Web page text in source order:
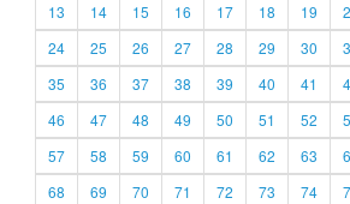
13
14 15 16 17 18 19
24
25 26 27 28 29 30
35
36 37 38 39 40 41
46
47 48 49 50 51 52
57
58 59 60 61 62 63
68
69 70 71 72 73 74